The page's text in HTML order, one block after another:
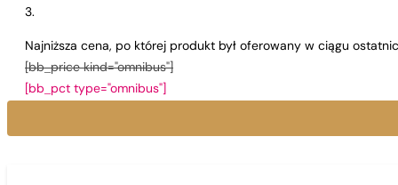
Najniższa cena, po której produkt był oferowany w ciągu
[bb_price kind="omnibus"]
[bb_pct type="omnibus"]